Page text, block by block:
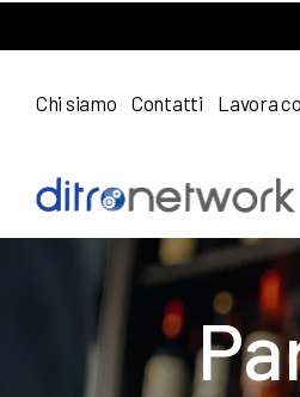
Chi siamo Contatti Lavora